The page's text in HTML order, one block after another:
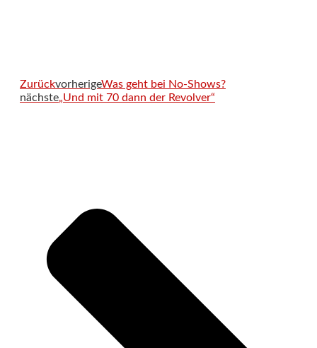
ZurückvorherigeWas geht bei No-Shows?
nächste„Und mit 70 dann der Revolver“